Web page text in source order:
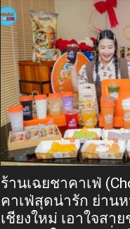
ร้านเฉยชาคาเฟ่
คาเฟ่สุดน่ารัก ย่าน
เชียงใหม่ เอาใจสา